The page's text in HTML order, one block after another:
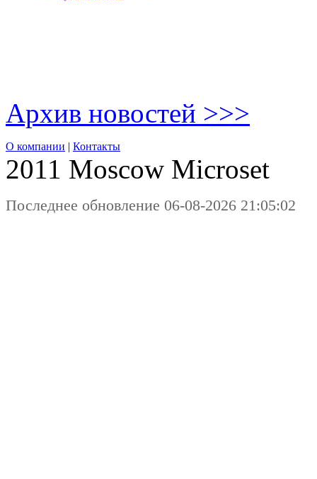
Архив новостей >>>
О компании | Контакты
2011 Moscow Microset
Последнее обновление 06-08-2026 21:05:02